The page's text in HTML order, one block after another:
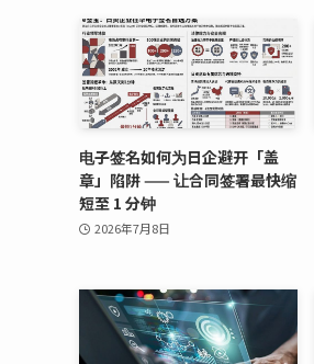
电子签名如何为日企避开「盖
章」陷阱 —— 让合同签署最快缩
短至 1 分钟
2026年7月8日